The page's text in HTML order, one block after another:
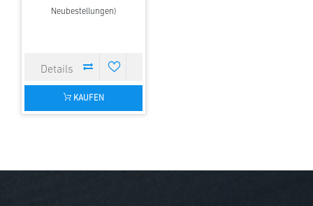
Neubestellungen)
KAUFEN